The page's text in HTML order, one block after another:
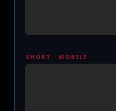
SHORT · MOBILE